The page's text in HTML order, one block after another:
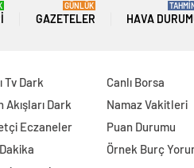
GAZETELER
GÜNLÜK
HAVA
TAHMİNİ
Tv Dark
Akışları Dark
Eczaneler
Canlı Borsa
Namaz Vakitleri
Puan Durumu
Örnek Burç